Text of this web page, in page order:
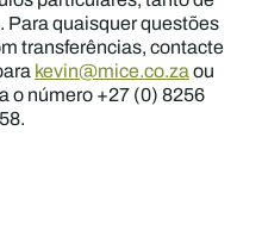
Para quaisquer questões
transferências, contacte
kevin@mice.co.zaou
o número +27 (0) 8256